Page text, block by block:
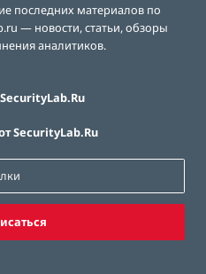
последних материалов по
— новости, статьи, обзоры
аналитиков.
SecurityLab.Ru